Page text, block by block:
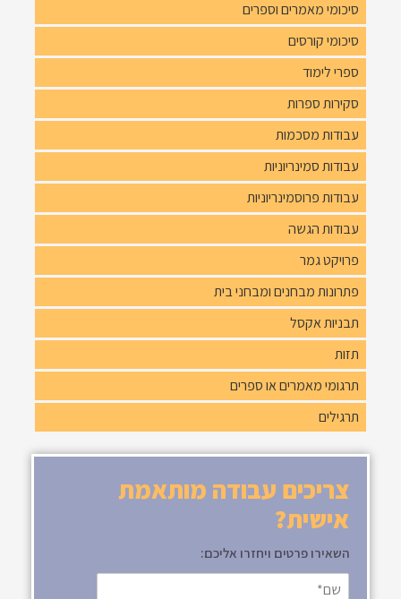
סיכומי מאמרים וספרים
סיכומי קורסים
ספרי לימוד
סקירות ספרות
עבודות מסכמות
עבודות סמינריוניות
עבודות פרוסמינריוניות
עבודות הגשה
פרויקט גמר
פתרונות מבחנים ומבחני בית
תבניות אקסל
תזות
תרגומי מאמרים או ספרים
תרגילים
צריכים עבודה מותאמת
אישית?
השאירו פרטים ויחזרו אליכם: